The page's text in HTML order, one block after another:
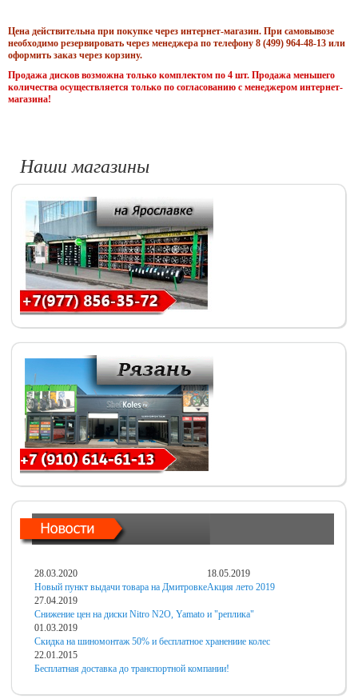
Цена действительна при покупке через интернет-магазин. При самовывозе
необходимо резервировать через менеджера по телефону 8 (499) 964-48-13 или
оформить заказ через корзину.
Продажа дисков возможна только комплектом по 4 шт. Продажа меньшего
количества осуществляется только по согласованию с менеджером интернет-
магазина!
Наши магазины
28.03.2020
Новый пункт выдачи товара на Дмитровке
18.05.2019
Акция лето 2019
27.04.2019
Снижение цен на диски Nitro N2O, Yamato и "реплика"
01.03.2019
Скидка на шиномонтаж 50% и бесплатное хранениие колес
22.01.2015
Бесплатная доставка до транспортной компании!